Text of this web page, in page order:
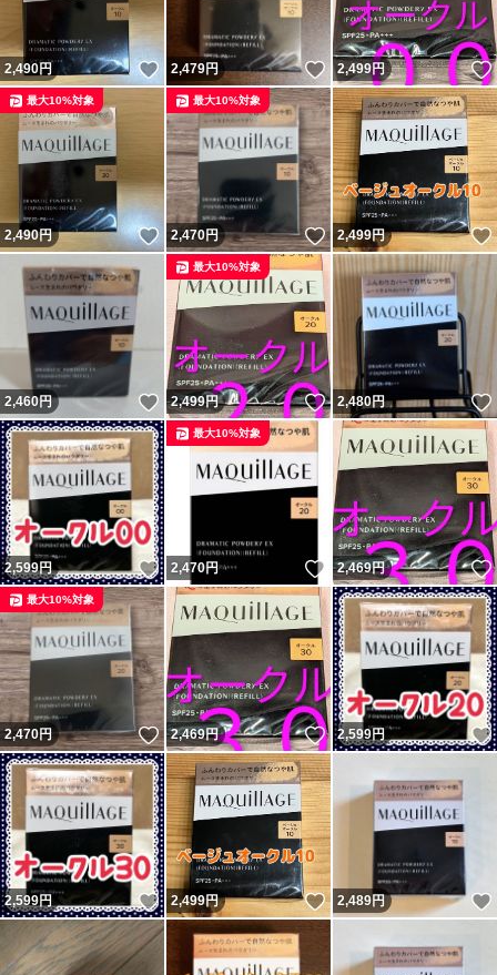
2,490円 いいね！
2,479円 いいね！
2,499円
2,490円 いいね！
最大10%対象
2,470円 いいね！
最大10%対象
2,499円
2,460円 いいね！
2,499円 いいね！
最大10%対象
2,480円
2,599円 いいね！
2,470円 いいね！
最大10%対象
2,469円
2,470円 いいね！
最大10%対象
2,469円 いいね！
2,599円
2,599円 いいね！
2,499円 いいね！
2,489円